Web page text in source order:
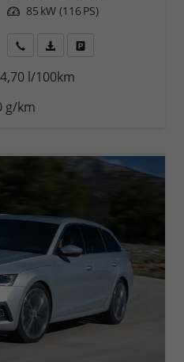
Leistung 85 kW (116 PS)
anfordern
Datei,
4,70 l/100km
g/km